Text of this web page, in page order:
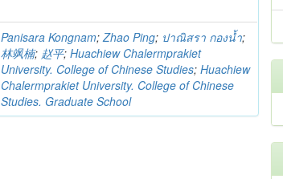
Panisara Kongnam;Zhao Ping; ปาณิสรา กองน้ำ;
林飒楠; 赵平;Huachiew Chalermprakiet
University. College of Chinese Studies;Huachiew
Chalermprakiet University. College of Chinese
Studies. Graduate School